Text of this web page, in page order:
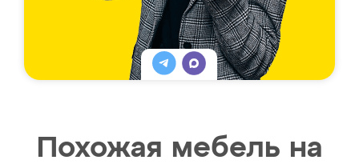
Похожая мебель на